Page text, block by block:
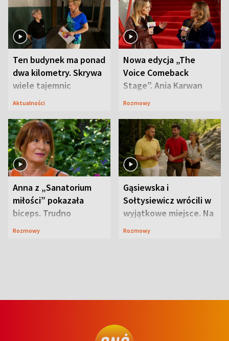
Ten budynek ma ponad
dwa kilometry. Skrywa
wiele tajemnic
Aktualności
Nowa edycja „The
Voice Comeback
Stage”. Ania Karwan
zapowiada
Rozmowy
Anna z „Sanatorium
miłości” pokazała
biceps. Trudno
uwierzyć, co przeszła
Rozmowy
Gąsiewska i
Sołtysiewicz wrócili w
wyjątkowe miejsce. Na
szlaku czekał
Rozmowy